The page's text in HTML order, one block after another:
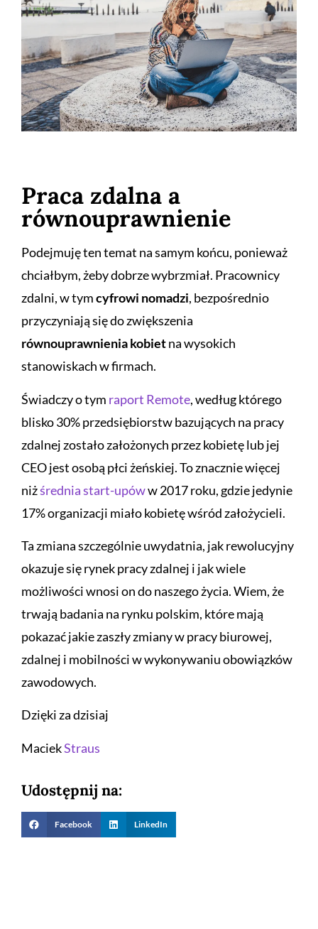
Praca zdalna a
równouprawnienie
Podejmuję ten temat na samym końcu, ponieważ
chciałbym, żeby dobrze wybrzmiał. Pracownicy
zdalni, w tymcyfrowi nomadzi, bezpośrednio
przyczyniają się do zwiększenia
równouprawnienia kobietna wysokich
stanowiskach w firmach.
Świadczy o tym raport Remote, według którego
blisko 30% przedsiębiorstw bazujących na pracy
zdalnej zostało założonych przez kobietę lub jej
CEO jest osobą płci żeńskiej. To znacznie więcej
niżśrednia start-upóww 2017 roku, gdzie jedynie
17% organizacji miało kobietę wśród założycieli.
Ta zmiana szczególnie uwydatnia, jak rewolucyjny
okazuje się rynek pracy zdalnej i jak wiele
możliwości wnosi on do naszego życia. Wiem, że
trwają badania na rynku polskim, które mają
pokazać jakie zaszły zmiany w pracy biurowej,
zdalnej i mobilności w wykonywaniu obowiązków
zawodowych.
Dzięki za dzisiaj
MaciekStraus
Udostępnij na:
Facebook LinkedIn